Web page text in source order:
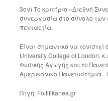
3ον) Το κριτήριο «Διεθνή
συνεργασία στο σύνολο των
πενταετία.
Είναι σημαντικό να
University College of London,
Φυσικής Αγωγής και το
Αμερικάνικα Πανεπιστήμια.
Πηγή: Foititikanea.gr